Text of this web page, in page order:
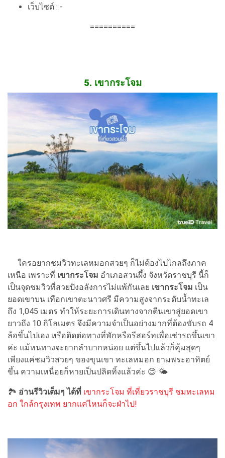
เว็บไซต์ : -
==========
5. เขากระโจม
ใครอยากชมวิวทะเลหมอกสวยๆ ก็ไม่ต้องไปไกลถึงภาค
เหนือ เพราะที่ เขากระโจม อำเภอสวนผึ้ง จังหวัดราชบุรี นี้ก็
เป็นจุดชมวิวที่สวยปังอลังการไม่แพ้กันเลย เขากระโจม เป็น
ยอดเขาบน เทือกเขาตะนาวศรี มีความสูงจากระดับน้ำทะเล
ถึง 1,045 เมตร ทำให้ระยะการเดินทางจากตีนเขาสู่ยอดเขา
ยาวถึง 10 กิโลเมตร จึงมีความจำเป็นอย่างมากที่ต้องขับรถ 4
ล้อขึ้นไปเอง หรือติดต่อทางที่พักหรือรีสอร์ทเพื่อเช่ารถขึ้นเขา
ค่ะ แม้หนทางจะยากลำบากหน่อย แต่ขึ้นไปแล้วก็คุ้มสุดๆ
เพียงแค่ชมวิวสวยๆ ของขุนเขา ทะเลหมอก ยามพระอาทิตย์
ขึ้น ความเหนื่อยก็หายเป็นปลิดทิ้งแล้วค่ะ 😊 🌤
🏞 อ่านรีวิวเต็มๆ ได้ที่ เขากระโจม ที่เที่ยวราชบุรี ชมทะเลหม
อก ใกล้กรุงเทพ ยากแค่ไหนก็จะฝ่าไป!